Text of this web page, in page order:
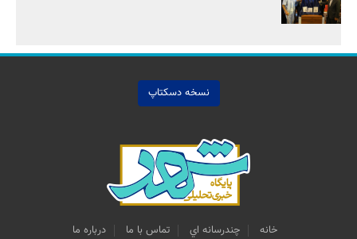
نسخه دسکتاپ
خانه چندرسانه اي تماس با ما درباره ما